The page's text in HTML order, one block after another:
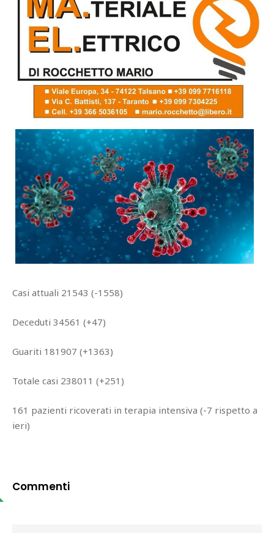
Casi attuali 21543 (-1558)
Deceduti 34561 (+47)
Guariti 181907 (+1363)
Totale casi 238011 (+251)
161 pazienti ricoverati in terapia intensiva (-7 rispetto a
ieri)
Commenti